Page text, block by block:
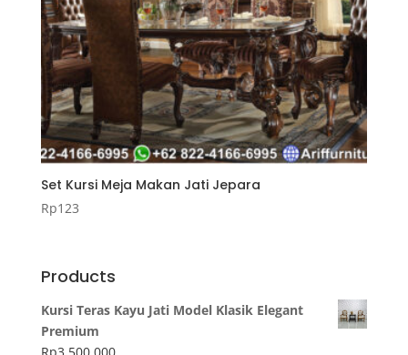
Set Kursi Meja Makan Jati Jepara
Rp123
Products
Kursi Teras Kayu Jati Model Klasik Elegant
Premium